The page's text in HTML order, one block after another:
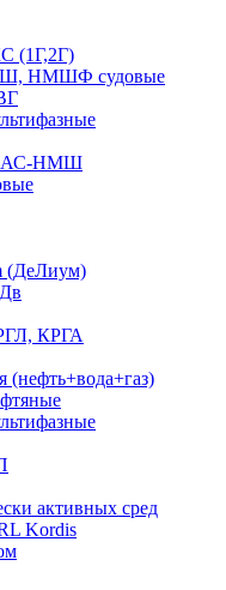
(1Г,2Г)
НМШФ судовые
НМШ
(ДеЛиум)
КРГА
(нефть+вода+газ)
активных сред
Kordis